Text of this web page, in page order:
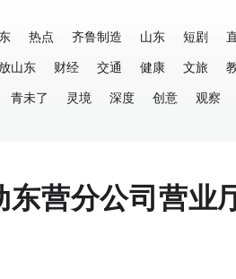
热点 齐鲁制造 山东 短剧
山东 财经 交通 健康 文旅
青未了 灵境 深度 创意 观察
东营分公司营业